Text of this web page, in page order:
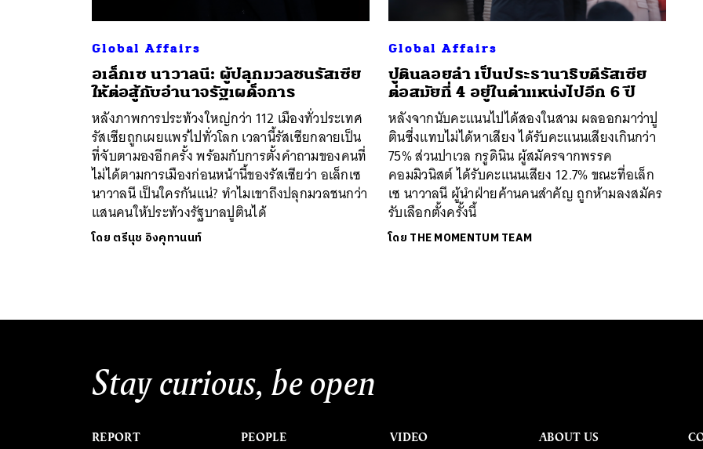
Global Affairs
อเล็กเซ นาวาลนี: ผู้ปลุกมวลชนรัสเซีย
ให้ต่อสู้กับอำนาจรัฐเผด็จการ
หลังภาพการประท้วงใหญ่กว่า 112 เมืองทั่วประเทศ
รัสเซียถูกเผยแพร่ไปทั่วโลก เวลานี้รัสเซียกลายเป็น
ที่จับตามองอีกครั้ง พร้อมกับการตั้งคำถามของคนที่
ไม่ได้ตามการเมืองก่อนหน้านี้ของรัสเซียว่า อเล็กเซ
นาวาลนี เป็นใครกันแน่? ทำไมเขาถึงปลุกมวลชนกว่า
แสนคนให้ประท้วงรัฐบาลปูตินได้
โดย ตรีนุช อิงคุทานนท์
Global Affairs
ปูตินลอยลำ เป็นประธานาธิบดีรัสเซีย
ต่อสมัยที่ 4 อยู่ในตำแหน่งไปอีก 6 ปี
หลังจากนับคะแนนไปได้สองในสาม ผลออกมาว่าปู
ตินซี่งแทบไม่ได้หาเสียง ได้รับคะแนนเสียงเกินกว่า
75% ส่วนปาเวล กรูดินิน ผู้สมัครจากพรรค
คอมมิวนิสต์ ได้รับคะแนนเสียง 12.7% ขณะที่อเล็ก
เซ นาวาลนี ผู้นำฝ่ายค้านคนสำคัญ ถูกห้ามลงสมัคร
รับเลือกตั้งครั้งนี้
โดย THE MOMENTUM TEAM
Stay curious, be open
REPORT PEOPLE VIDEO ABOUT US